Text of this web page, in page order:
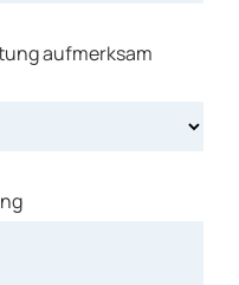
aufmerksam